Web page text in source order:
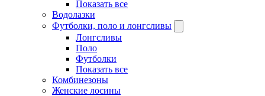
Показать все
Водолазки
Футболки, поло и лонгсливы
Лонгсливы
Поло
Футболки
Показать все
Комбинезоны
Женские лосины